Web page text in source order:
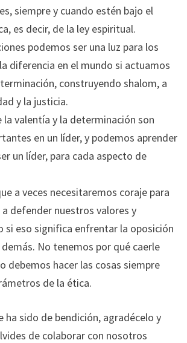
siempre y cuando estén bajo el
es decir, de la ley espiritual.
podemos ser una luz para los
diferencia en el mundo si actuamos
construyendo shalom, a
y la justicia.
la valentía y la determinación son
en un líder, y podemos aprender
un líder, para cada aspecto de
a veces necesitaremos coraje para
defender nuestros valores y
si eso significa enfrentar la oposición
No tenemos por qué caerle
debemos hacer las cosas siempre
de la ética.
ha sido de bendición, agradécelo y
de colaborar con nosotros